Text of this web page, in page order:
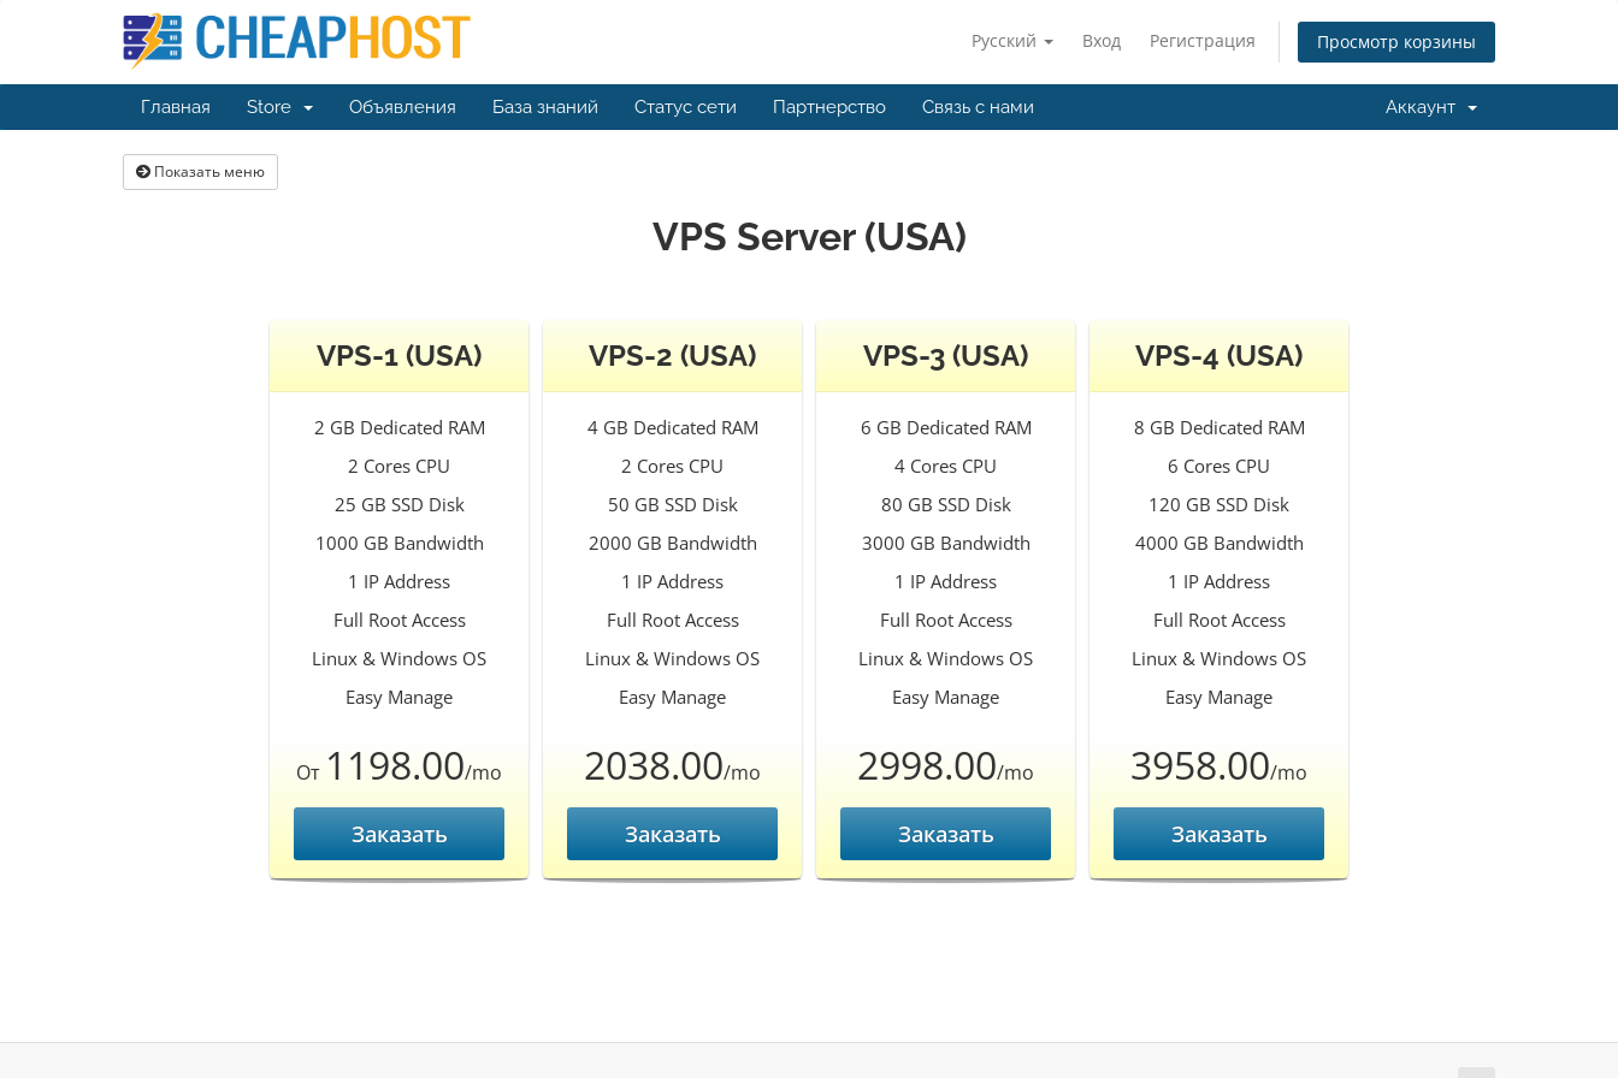
Русский Вход Регистрация Просмотр корзины
Главная Store Объявления База знаний Статус сети Партнерство Связь с нами Аккаунт
Показать меню
VPS Server (USA)
VPS-1 (USA)
2 GB Dedicated RAM
2 Cores CPU
25 GB SSD Disk
1000 GB Bandwidth
1 IP Address
Full Root Access
Linux & Windows OS
Easy Manage
От 1198.00/mo
Заказать
VPS-2 (USA)
4 GB Dedicated RAM
2 Cores CPU
50 GB SSD Disk
2000 GB Bandwidth
1 IP Address
Full Root Access
Linux & Windows OS
Easy Manage
2038.00/mo
Заказать
VPS-3 (USA)
6 GB Dedicated RAM
4 Cores CPU
80 GB SSD Disk
3000 GB Bandwidth
1 IP Address
Full Root Access
Linux & Windows OS
Easy Manage
2998.00/mo
Заказать
VPS-4 (USA)
8 GB Dedicated RAM
6 Cores CPU
120 GB SSD Disk
4000 GB Bandwidth
1 IP Address
Full Root Access
Linux & Windows OS
Easy Manage
3958.00/mo
Заказать